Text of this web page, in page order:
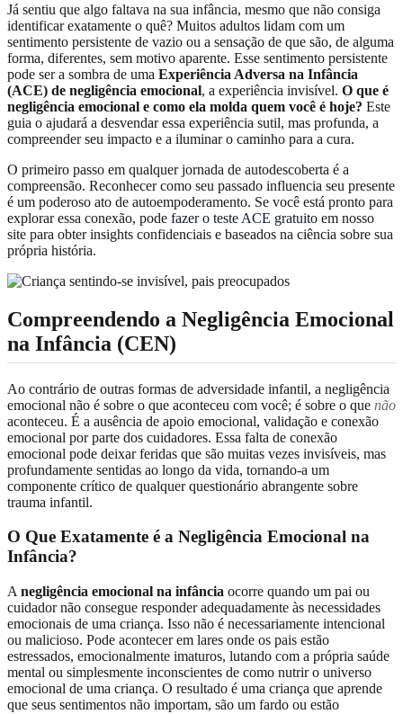
Já sentiu que algo faltava na sua infância, mesmo que não consiga
identificar exatamente o quê? Muitos adultos lidam com um
sentimento persistente de vazio ou a sensação de que são, de alguma
forma, diferentes, sem motivo aparente. Esse sentimento persistente
pode ser a sombra de uma Experiência Adversa na Infância
(ACE) de negligência emocional, a experiência invisível. O que é
negligência emocional e como ela molda quem você é hoje? Este
guia o ajudará a desvendar essa experiência sutil, mas profunda, a
compreender seu impacto e a iluminar o caminho para a cura.
O primeiro passo em qualquer jornada de autodescoberta é a
compreensão. Reconhecer como seu passado influencia seu presente
é um poderoso ato de autoempoderamento. Se você está pronto para
explorar essa conexão, pode fazer o teste ACE gratuito em nosso
site para obter insights confidenciais e baseados na ciência sobre sua
própria história.
Compreendendo a Negligência Emocional
na Infância (CEN)
Ao contrário de outras formas de adversidade infantil, a negligência
emocional não é sobre o que aconteceu com você; é sobre o que não
aconteceu. É a ausência de apoio emocional, validação e conexão
emocional por parte dos cuidadores. Essa falta de conexão
emocional pode deixar feridas que são muitas vezes invisíveis, mas
profundamente sentidas ao longo da vida, tornando-a um
componente crítico de qualquer questionário abrangente sobre
trauma infantil.
O Que Exatamente é a Negligência Emocional na
Infância?
A negligência emocional na infância ocorre quando um pai ou
cuidador não consegue responder adequadamente às necessidades
emocionais de uma criança. Isso não é necessariamente intencional
ou malicioso. Pode acontecer em lares onde os pais estão
estressados, emocionalmente imaturos, lutando com a própria saúde
mental ou simplesmente inconscientes de como nutrir o universo
emocional de uma criança. O resultado é uma criança que aprende
que seus sentimentos não importam, são um fardo ou estão